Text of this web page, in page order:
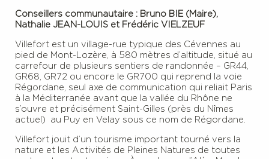
Conseillers communautaire : Bruno BIE ( Maire),
Nathalie JEAN-LOUIS et Frédéric VIELZEUF
Villefort est un village-rue typique des Cévennes au
pied de Mont-Lozère, à 580 mètres d’altitude, situé au
carrefour de plusieurs sentiers de randonnée – GR44,
GR68, GR72 ou encore le GR700 qui reprend la voie
Régordane, seul axe de communication qui reliait Paris
à la Méditerranée avant que la vallée du Rhône ne
s’ouvre et précisément Saint-Gilles (près du Nîmes
actuel) au Puy en Velay sous ce nom de Régordane.
Villefort jouit d’un tourisme important tourné vers la
nature et les Activités de Pleines Natures de toutes